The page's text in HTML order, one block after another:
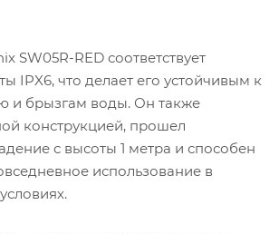
SW05R-RED соответствует
IPX6, что делает его устойчивым к
и брызгам воды. Он также
конструкцией, прошел
с высоты 1 метра и способен
использование в